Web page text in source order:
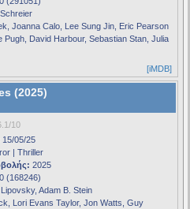
Joanna Calo, Lee Sung Jin, Eric Pearson
Pugh, David Harbour, Sebastian Stan, Julia
[iMDB]
(2025)
10
15/05/25
| Thriller
2025
(168246)
Adam B. Stein
Lori Evans Taylor, Jon Watts, Guy